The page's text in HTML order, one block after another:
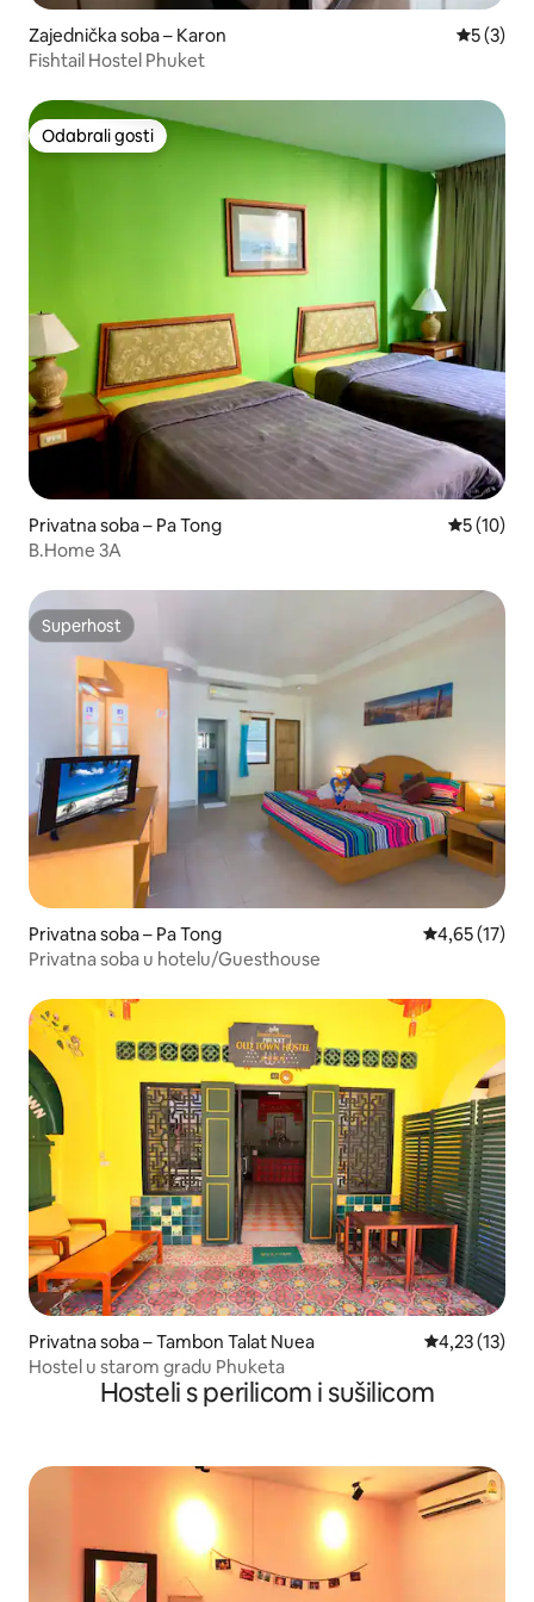
Zajednička soba – Karon
5 (3)
Fishtail Hostel Phuket
Odabrali gosti
Odabrali gosti
Privatna soba – Pa Tong Prosječna
5 (10)
B.Home 3A
Superhost
Superhost
Privatna soba – Pa Tong Prosječna
4,65 (17)
Privatna soba u hotelu/Guesthouse
Privatna soba – Tambon Talat Nuea Prosječna
4,23 (13)
Hostel u starom gradu Phuketa
Hosteli s perilicom i sušilicom